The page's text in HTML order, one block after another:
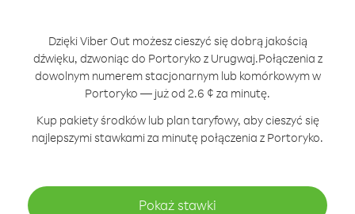
Dzięki Viber Out możesz cieszyć się dobrą jakością
dźwięku, dzwoniąc do Portoryko z Urugwaj.Połączenia z
dowolnym numerem stacjonarnym lub komórkowym w
Portoryko — już od 2.6 ¢ za minutę.
Kup pakiety środków lub plan taryfowy, aby cieszyć się
najlepszymi stawkami za minutę połączenia z Portoryko.
Pokaż stawki